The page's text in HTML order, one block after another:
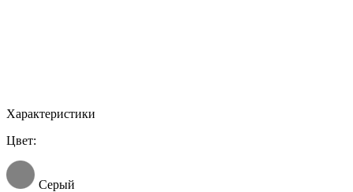
Характеристики
Цвет:
Серый